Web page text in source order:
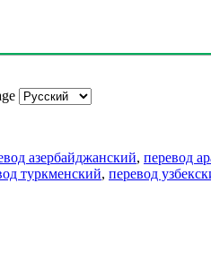
азербайджанский, перевод
туркменский, перевод